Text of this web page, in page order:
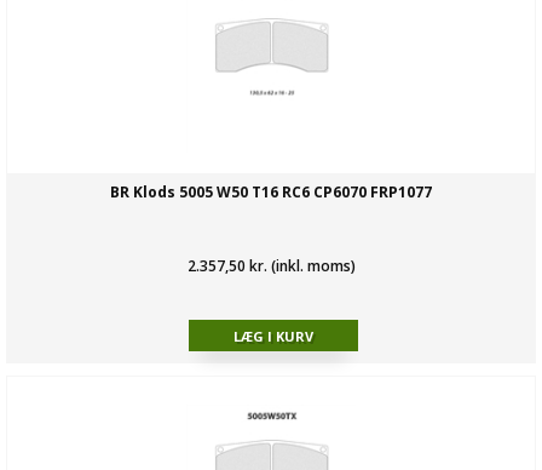
BR Klods 5005 W50 T16 RC6 CP6070 FRP1077
2.357,50 kr. (inkl. moms)